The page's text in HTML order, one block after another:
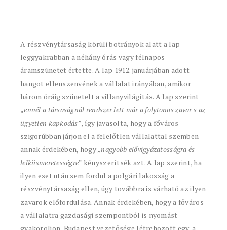
A részvénytársaság körüli botrányok alatt a lap
leggyakrabban a néhány órás vagy félnapos
áramszünetet értette. A lap 1912. januárjában adott
hangot ellenszenvének a vállalat irányában, amikor
három óráig szünetelt a villanyvilágítás. A lap szerint
„ennél a társaságnál rendszer lett már a folytonos zavar s az
ügyetlen kapkodás”, így javasolta, hogy a főváros
szigorúbban járjon el a felelőtlen vállalattal szemben
annak érdekében, hogy „nagyobb elővigyázatosságra és
lelkiismeretességre” kényszerítsék azt. A lap szerint, ha
ilyen eset után sem fordul a polgári lakosság a
részvénytársaság ellen, úgy továbbra is várható az ilyen
zavarok előfordulása. Annak érdekében, hogy a főváros
a vállalatra gazdasági szempontból is nyomást